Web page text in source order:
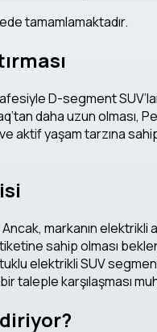
tamamlamaktadır.
D-segment
daha uzun olması,
yaşam tarzına sahip
Ancak, markanın
sahip olması
elektrikli SUV
taleple karşılaşması